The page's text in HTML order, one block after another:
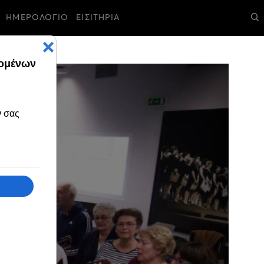
ΗΜΕΡΟΛΟΓΙΟ ΕΙΣΙΤΗΡΙΑ